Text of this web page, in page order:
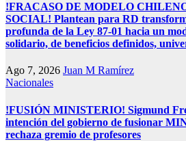
!FRACASO DE MODELO
SOCIAL! Plantean para RD
profunda de la Ley 87-01 hacia un
solidario, de beneficios definidos,
Ago 7, 2026 Juan M Ramírez
Nacionales
!FUSIÓN MINISTERIO! Sigmund
intención del gobierno de fusionar
rechaza gremio de profesores